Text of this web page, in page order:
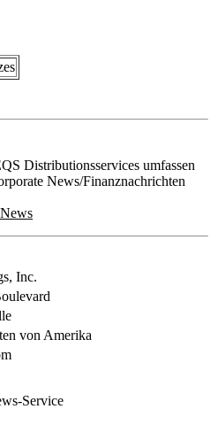
Distributionsservices umfassen
News/Finanznachrichten
Inc.
von Amerika
Service